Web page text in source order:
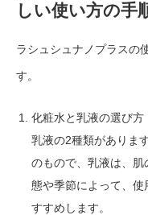
しい使い方の手
ラシュシュナノプラスの
す。
化粧水と乳液の選び方
乳液の2種類がありま
のもので、乳液は、
態や季節によって、
すすめします。